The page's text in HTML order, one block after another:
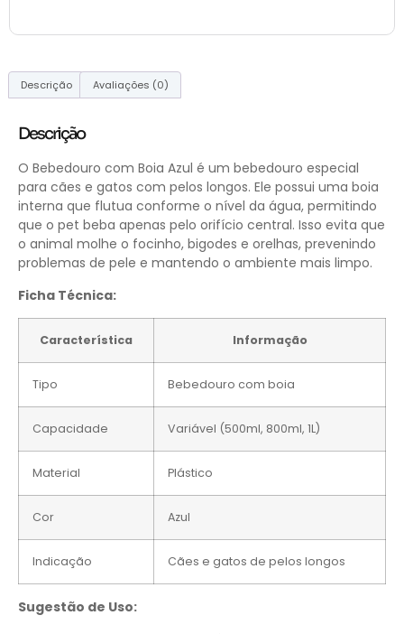
Descrição Avaliações (0)
Descrição
O Bebedouro com Boia Azul é um bebedouro especial
para cães e gatos com pelos longos. Ele possui uma boia
interna que flutua conforme o nível da água, permitindo
que o pet beba apenas pelo orifício central. Isso evita que
o animal molhe o focinho, bigodes e orelhas, prevenindo
problemas de pele e mantendo o ambiente mais limpo.
Ficha Técnica:
Característica Informação
Tipo Bebedouro com boia
Capacidade Variável (500ml, 800ml, 1L)
Material Plástico
Cor Azul
Indicação Cães e gatos de pelos longos
Sugestão de Uso: